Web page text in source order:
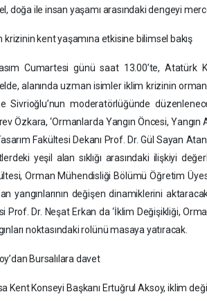
doğa ile insan yaşamı arasındaki dengeyi
krizinin kent yaşamına etkisine bilimsel bakış
Cumartesi günü saat 13.00’te, Atatürk
alanında uzman isimler iklim krizinin
Sivrioğlu’nun moderatörlüğünde
Özkara, ‘Ormanlarda Yangın Öncesi, Yangın
Fakültesi Dekanı Prof. Dr. Gül Sayan
yeşil alan sıklığı arasındaki ilişkiyi
Orman Mühendisliği Bölümü Öğretim
yangınlarının değişen dinamiklerini
Prof. Dr. Neşat Erkan da ‘İklim Değişikliği,
noktasındaki rolünü masaya yatıracak.
Bursalılara davet
Kent Konseyi Başkanı Ertuğrul Aksoy, iklim